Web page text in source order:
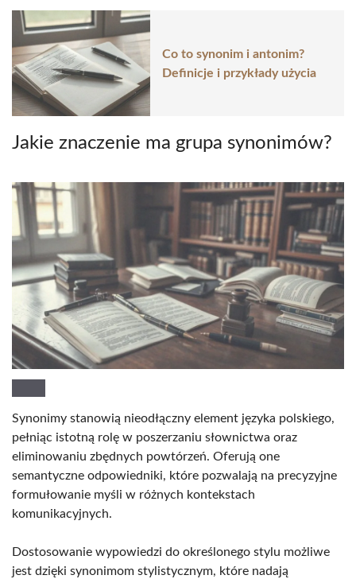
Co to synonim i antonim?
Definicje i przykłady użycia
Jakie znaczenie ma grupa synonimów?
Synonimy stanowią nieodłączny element języka polskiego,
pełniąc istotną rolę w poszerzaniu słownictwa oraz
eliminowaniu zbędnych powtórzeń. Oferują one
semantyczne odpowiedniki, które pozwalają na precyzyjne
formułowanie myśli w różnych kontekstach
komunikacyjnych.
Dostosowanie wypowiedzi do określonego stylu możliwe
jest dzięki synonimom stylistycznym, które nadają